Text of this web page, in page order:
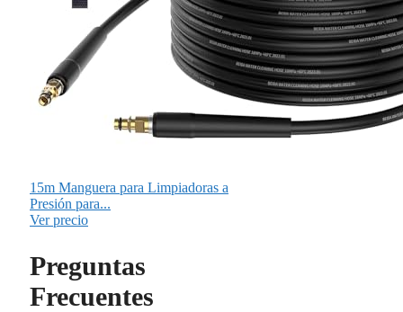
15m Manguera para Limpiadoras a
Presión para...
Ver precio
Preguntas
Frecuentes